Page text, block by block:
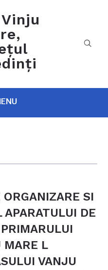
Vinju
SI
APARATULUI DE
MARE L
VANJU